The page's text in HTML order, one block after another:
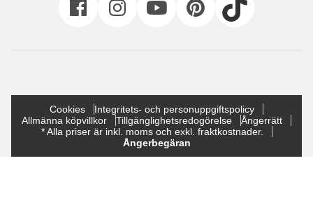
Cookies
Integritets- och personuppgiftspolicy
Allmänna köpvillkor
Tillgänglighetsredogörelse
Ångerrätt
* Alla priser är inkl. moms och exkl. fraktkostnader.
Ångerbegäran